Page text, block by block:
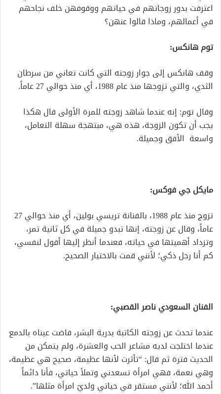
اعترفت بدور زوجاتهم في حياتهم ووقوفهن خلف نجاحهم
في أعمالهم، وماذا قالوا عنهن؟
توم هانكس:
وقف هانكس إلى جوار زوجته التي كانت تعاني من سرطان
الثدي، والتي تزوجها منذ عام 1988، أي منذ حوالي 27 عاماً.
وقال توم: إنه عندما شاهد زوجته للمرة الأولى قال هكذا
يجب أن تكون الزوجة، هذه هي، مبتهجة سهلة التعامل،
واسعة الأفق وجميلة.
مايكل جي فوكس:
تزوج منذ عام 1988، بالفنانة تريسي بولين، أي منذ حوالي 27
عاماً، وقال عن زوجته، إنها تبدو جميلة في كل ثانية تمر،
وتزداد أهميتها في حياته، فعندما أنظر إليها أقول لنفسي،
كم أنا رجل ذكي؛ لأنني قمت بالاختيار الصحيح.
الفنان السعودي ناصر القصبي:
عندما تحدث عن زوجته الكاتبة بدرية البشر، فاضت عيناه بالدمع
عندما اختلجت لديه مشاعر الحب والعشرة، ولم يتمكن من
الحديث فترة ثم قال: “تأثرت لأنها عظيمة، صحيح هي عظيمة،
وهي نعمة، فهي امرأة تسعدني وتملأ حياتي، فأنا دائماً
أحمد الله؛ لأنني مستقر في حياتي ولديّ امرأة مثلها”.